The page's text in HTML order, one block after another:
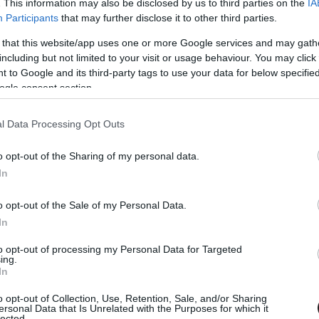
This information may also be disclosed by us to third parties on the
Participants that may further disclose it to other third parties.
that this website/app uses one or more Google services and may
but not limited to your visit or usage behaviour. You may
to Google and its third-party tags to use your data for below
consent section.
Data Processing Opt Outs
opt-out of the Sharing of my personal data.
opt-out of the Sale of my Personal Data.
opt-out of processing my Personal Data for Targeted
opt-out of Collection, Use, Retention, Sale, and/or Sharing
Data that Is Unrelated with the Purposes for which it
(Lorne Michaels), valamint Willem Dafoe (David
mozizók, de remélhetőleg még idén hozzánk
vagytok már?
Iratkozz fel a hírlevelünkre, mert
akarsz lemaradni.